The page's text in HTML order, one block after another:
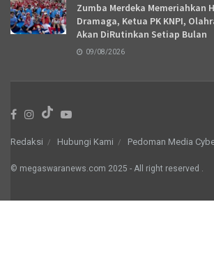
Zumba Merdeka Memeriahkan
Dramaga, Ketua PK KNPI,
Akan DiRutinkan Setiap Bulan
09/08/2026
Redaksi Hubungi Kami Pedoman Media
© megaswaranews.com 2025 - All right reserved